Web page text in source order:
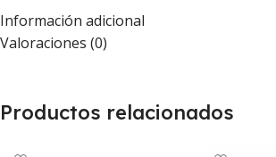
Información adicional
Valoraciones (0)
Productos relacionados